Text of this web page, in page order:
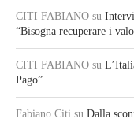
CITI FABIANO su
“Bisogna recuperare i
CITI FABIANO su
Pago”
Fabiano Citi su Dalla